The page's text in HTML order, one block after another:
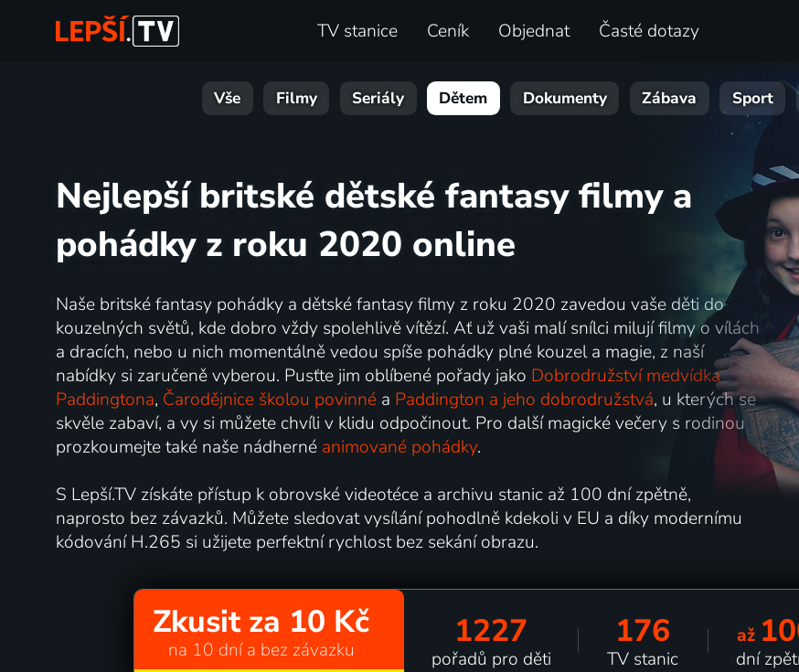
TV stanice Ceník Objednat Časté dotazy
Vše Filmy Seriály Dětem Dokumenty Zábava Sport
Nejlepší britské dětské fantasy filmy a
pohádky z roku 2020 online
Naše britské fantasy pohádky a dětské fantasy filmy z roku 2020 zavedou vaše děti do
kouzelných světů, kde dobro vždy spolehlivě vítězí. Ať už vaši malí snílci milují filmy o vílách
a dracích, nebo u nich momentálně vedou spíše pohádky plné kouzel a magie, z naší
nabídky si zaručeně vyberou. Pusťte jim oblíbené pořady jako Dobrodružství medvídka
Paddingtona, Čarodějnice školou povinnéa Paddington a jeho dobrodružstvá, u kterých se
skvěle zabaví, a vy si můžete chvíli v klidu odpočinout. Pro další magické večery s rodinou
prozkoumejte také naše nádherné animované pohádky.
S Lepší.TV získáte přístup k obrovské videotéce a archivu stanic až 100 dní zpětně,
naprosto bez závazků. Můžete sledovat vysílání pohodlně kdekoli v EU a díky modernímu
kódování H.265 si užijete perfektní rychlost bez sekání obrazu.
Zkusit za 10 Kč
na 10 dní a bez závazku 1227
pořadů pro děti
176
TV stanic
až
dní